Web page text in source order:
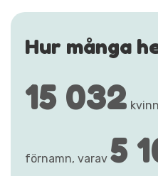
Hur många
15 032
förnamn, varav 5